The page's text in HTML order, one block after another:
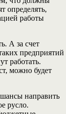
определять,
работы
А за счет
предприятий
работать.
можно будет
направить
русло.